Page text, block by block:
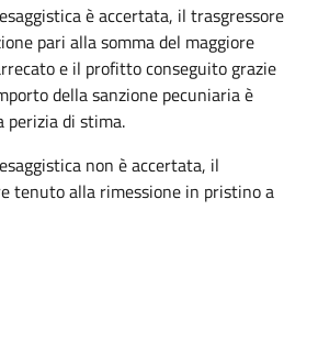
è accertata, il trasgressore
pari alla somma del maggiore
e il profitto conseguito grazie
della sanzione pecuniaria è
perizia di stima.
non è accertata, il
tenuto alla rimessione in pristino a